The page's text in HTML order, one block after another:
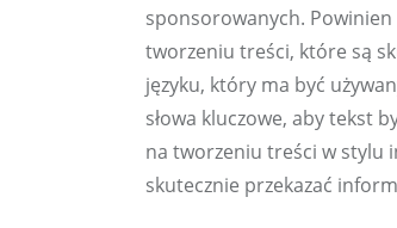
sponsorowanych.
tworzeniu treści, które są
języku, który ma być
słowa kluczowe, aby tekst
na tworzeniu treści w stylu
skutecznie przekazać